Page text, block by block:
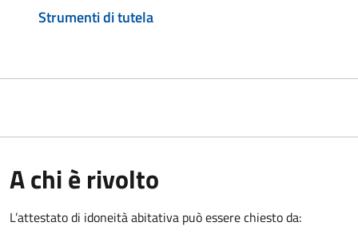
Strumenti di tutela
A chi è rivolto
L’attestato di idoneità abitativa può essere chiesto da: